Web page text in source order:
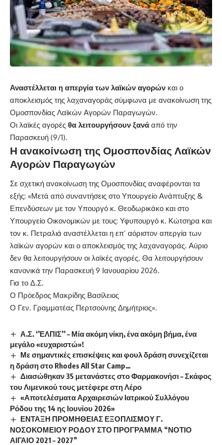
Αναστέλλεται η απεργία των λαϊκών αγορών και ο
αποκλεισμός της λαχαναγοράς σύμφωνα με ανακοίνωση της
Ομοσπονδίας Λαϊκών Αγορών Παραγωγών.
Οι λαϊκές αγορές θα λειτουργήσουν ξανά από την
Παρασκευή (9/1).
Η ανακοίνωση της Ομοσπονδίας Λαϊκών
Αγορών Παραγωγών
Σε σχετική ανακοίνωση της Ομοσπονδίας αναφέρονται τα
εξής: «Μετά από συναντήσεις στο Υπουργείο Ανάπτυξης &
Επενδύσεων με τον Υπουργό κ. Θεοδωρικάκο και στο
Υπουργείο Οικονομικών με τους: Υφυπουργό κ. Κώτσηρα και
τον κ. Πετραλιά αναστέλλεται η επ’ αόριστον απεργία των
λαϊκών αγορών και ο αποκλεισμός της λαχαναγοράς. Αύριο
δεν θα λειτουργήσουν οι λαϊκές αγορές. Θα λειτουργήσουν
κανονικά την Παρασκευή 9 Ιανουαρίου 2026.
Για το Δ.Σ.
Ο Πρόεδρος Μακρίδης Βασίλειος
Ο Γεν. Γραμματέας Περτσούνης Δημήτριος».
Α.Σ. ‘’ΕΛΠΙΣ’’ – Μία ακόμη νίκη, ένα ακόμη βήμα, ένα
μεγάλο «ευχαριστώ»!
Με σημαντικές επισκέψεις και φουλ δράση συνεχίζεται
η δράση στο Rhodes All Star Camp…
Διασώθηκαν 35 μετανάστες στο Φαρμακονήσι – Σκάφος
του Λιμενικού τους μετέφερε στη Λέρο
«Αποτελέσματα Αρχαιρεσιών Ιατρικού Συλλόγου
Ρόδου της 14 ης Ιουνίου 2026»
ΕΝΤΑΞΗ ΠΡΟΜΗΘΕΙΑΣ ΕΞΟΠΛΙΣΜΟΥ Γ.
ΝΟΣΟΚΟΜΕΙΟΥ ΡΟΔΟΥ ΣΤΟ ΠΡΟΓΡΑΜΜΑ “ΝΟΤΙΟ
ΑΙΓΑΙΟ 2021 – 2027”